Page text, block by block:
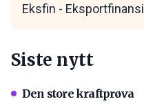
Eksfin -
Siste nytt
Den store kraftprøva